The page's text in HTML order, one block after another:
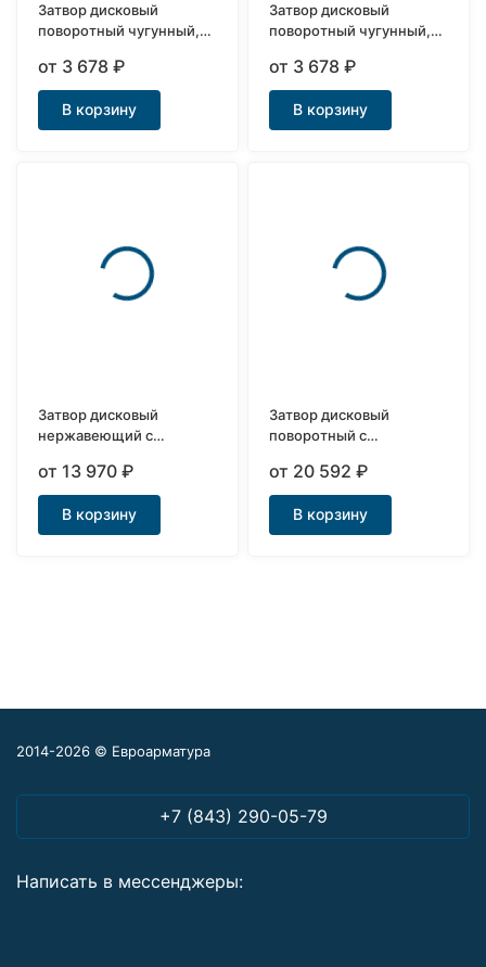
Затвор дисковый
поворотный чугунный,
304, EPDM пожарный
от 3 678₽
В корзину
Затвор дисковый
поворотный чугунный,
304, NBR
от 3 678₽
В корзину
Затвор дисковый
нержавеющий с
ручным дублером
от 13 970₽
В корзину
Затвор дисковый
поворотный с
DN40-DN400
от 20 592₽
В корзину
2014-2026 © Евроарматура
+7 (843) 290-05-79
Написать в мессенджеры: